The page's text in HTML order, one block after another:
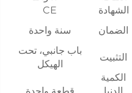
الشهادة
CE
الضمان سنة واحدة
التثبيت
باب جانبي، تحت
الهيكل
الكمية